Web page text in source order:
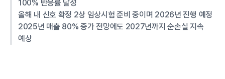
100% 반응률 달성
올해 내 신호 확정 2상 임상시험 준비 중이며 2026년 진행 예정
2025년 매출 80% 증가 전망에도 2027년까지 순손실 지속
예상